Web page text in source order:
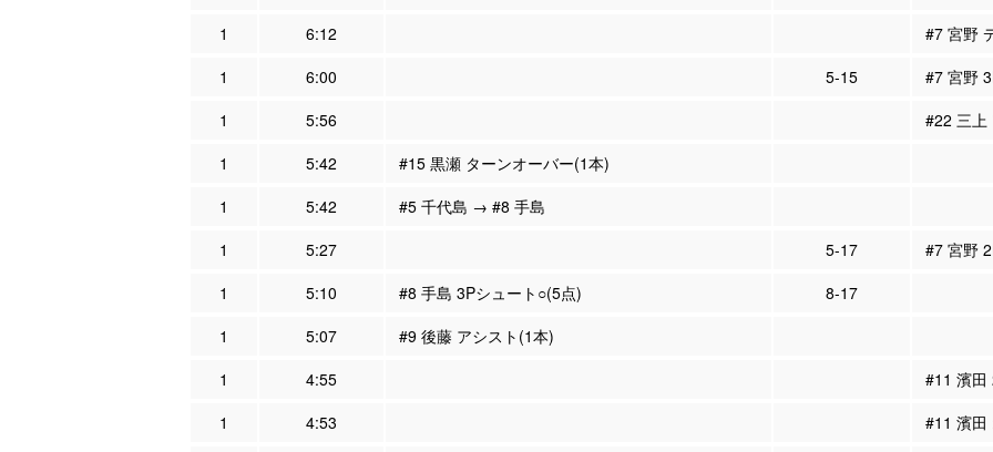
1
6:12
#7 宮野
1
6:00 5-15
#7 宮野
1
5:56
#22 三上
1
5:42
#15 黒瀬 ターンオーバー(1本)
1
5:42
#5 千代島 → #8 手島
1
5:27 5-17
#7 宮野
1
5:10 #8 手島 3Pシュート○(5点)
8-17
1
5:07
#9 後藤 アシスト(1本)
1
4:55
#11 濱田
1
4:53 #11 濱田